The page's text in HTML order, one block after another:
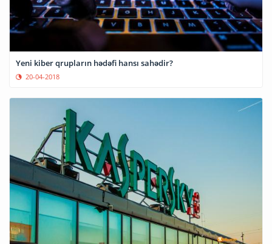
Yeni kiber qrupların hədəfi hansı sahədir?
20-04-2018